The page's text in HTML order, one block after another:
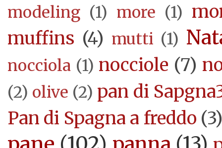
modeling (1) more (1)
muffins (4) mutti (1)
nocciola (1) nocciole (7)
(2) olive (2) pan di
Pan di Spagna a freddo (3)